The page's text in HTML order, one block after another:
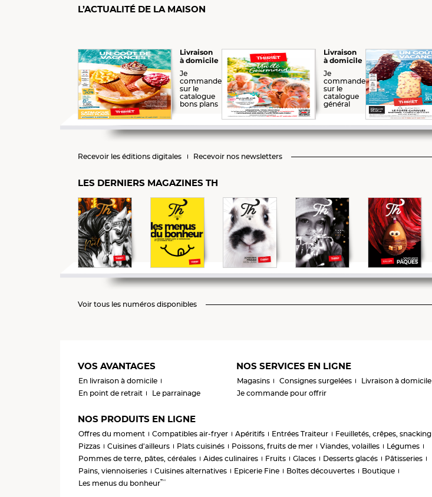
L’ACTUALITÉ DE LA MAISON
Livraison
à domicile
Je
commande
sur le
catalogue
bons plans
Livraison
à domicile
Je
commande
sur le
catalogue
général
Recevoir les éditions digitales Recevoir nos newsletters
LES DERNIERS MAGAZINES TH
Voir tous les numéros disponibles
VOS AVANTAGES
En livraison à domicile
En point de retrait
Le parrainage
NOS SERVICES EN LIGNE
Magasins Consignes surgelées
Livraison à domicile
Je commande pour offrir
NOS PRODUITS EN LIGNE
Offres du moment Compatibles air-fryer Apéritifs Entrées Traiteur
Feuilletés, crêpes, snacking
Pizzas
Cuisines d'ailleurs Plats cuisinés Poissons, fruits de mer Viandes, volailles
Légumes
Pommes de terre, pâtes, céréales
Aides culinaires Fruits Glaces Desserts glacés
Pâtisseries
Pains, viennoiseries
Cuisines alternatives Epicerie Fine Boîtes découvertes
Boutique
Les menus du bonheur™